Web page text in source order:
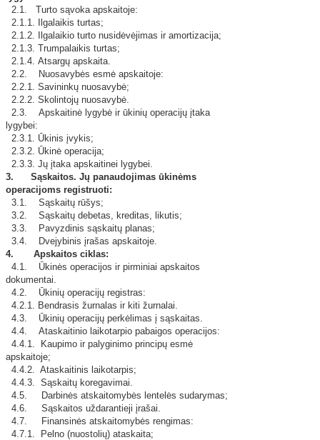
2.1. Turto sąvoka apskaitoje:
2.1.1. Ilgalaikis turtas;
2.1.2. Ilgalaikio turto nusidėvėjimas ir amortizacija;
2.1.3. Trumpalaikis turtas;
2.1.4. Atsargų apskaita.
2.2. Nuosavybės esmė apskaitoje:
2.2.1. Savininkų nuosavybė;
2.2.2. Skolintojų nuosavybė.
2.3. Apskaitinė lygybė ir ūkinių operacijų įtaka
lygybei:
2.3.1. Ūkinis įvykis;
2.3.2. Ūkinė operacija;
2.3.3. Jų įtaka apskaitinei lygybei.
3.
Sąskaitos. Jų panaudojimas ūkinėms
operacijoms registruoti:
3.1. Sąskaitų rūšys;
3.2. Sąskaitų debetas, kreditas, likutis;
3.3. Pavyzdinis sąskaitų planas;
3.4. Dvejybinis įrašas apskaitoje.
4. Apskaitos ciklas:
4.1. Ūkinės operacijos ir pirminiai apskaitos
dokumentai.
4.2. Ūkinių operacijų registras:
4.2.1. Bendrasis žurnalas ir kiti žurnalai.
4.3. Ūkinių operacijų perkėlimas į sąskaitas.
4.4. Ataskaitinio laikotarpio pabaigos operacijos:
4.4.1. Kaupimo ir palyginimo principų esmė
apskaitoje;
4.4.2. Ataskaitinis laikotarpis;
4.4.3. Sąskaitų koregavimai.
4.5. Darbinės atskaitomybės lentelės sudarymas;
4.6. Sąskaitos uždarantieji įrašai.
4.7. Finansinės atskaitomybės rengimas:
4.7.1. Pelno (nuostolių) ataskaita;